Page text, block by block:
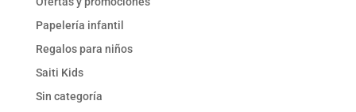
Papelería infantil
Regalos para niños
Saiti Kids
Sin categoría